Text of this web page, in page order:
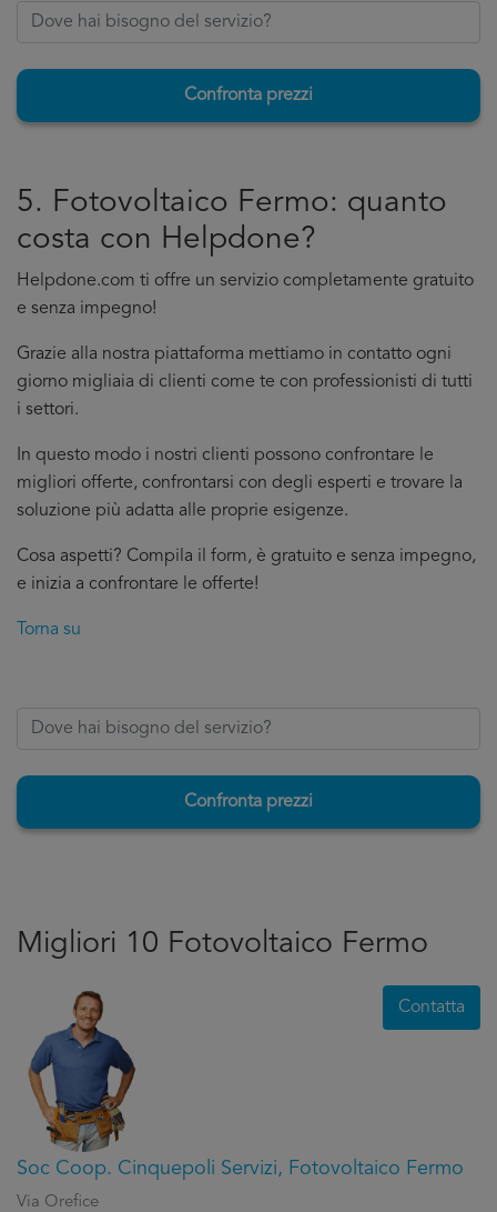
Confronta prezzi
5. Fotovoltaico Fermo: quanto
costa con Helpdone?
Helpdone.com ti offre un servizio completamente gratuito
e senza impegno!
Grazie alla nostra piattaforma mettiamo in contatto ogni
giorno migliaia di clienti come te con professionisti di tutti
i settori.
In questo modo i nostri clienti possono confrontare le
migliori offerte, confrontarsi con degli esperti e trovare la
soluzione più adatta alle proprie esigenze.
Cosa aspetti? Compila il form, è gratuito e senza impegno,
e inizia a confrontare le offerte!
Torna su
Confronta prezzi
Migliori 10 Fotovoltaico Fermo
Soc Coop. Cinquepoli Servizi, Fotovoltaico Fermo
Via Orefice
Contatta